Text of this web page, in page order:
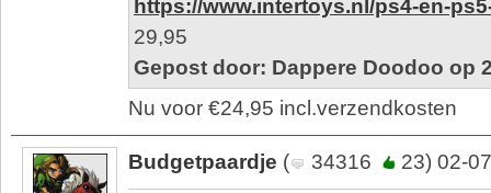
https://www.intertoys.nl/ps4-en-
29,95
Gepost door: Dappere Doodoo op
Nu voor €24,95 incl.verzendkosten
Budgetpaardje ( 34316 23) 02-